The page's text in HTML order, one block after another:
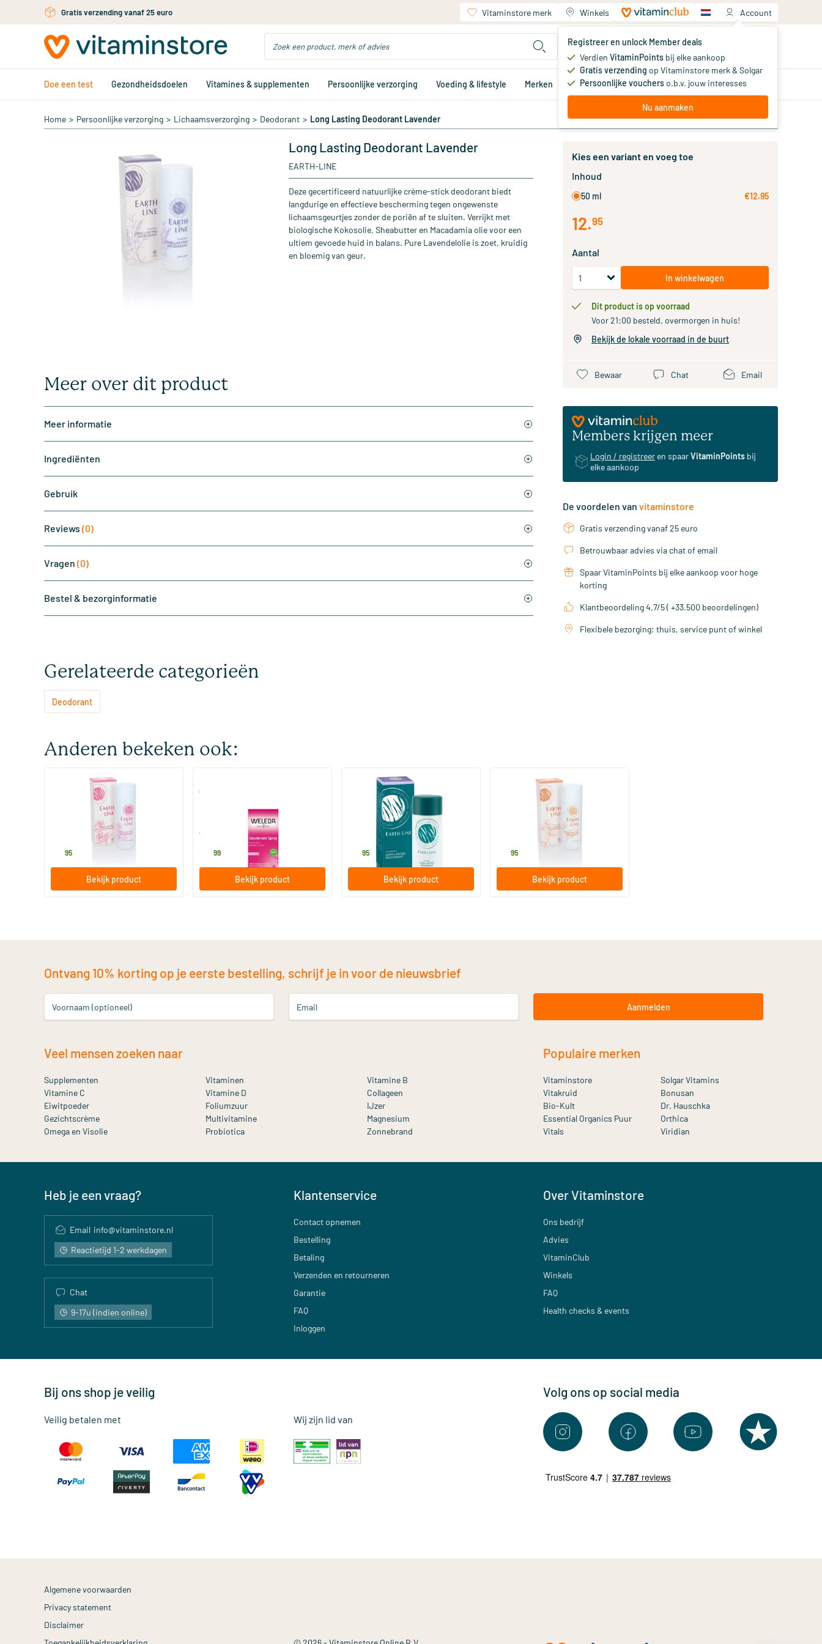
Ga naar de hoofdinhoudGratis verzending vanaf 25 euro Vitaminstore merk Winkels Account
Registreer en unlock Member deals
Verdien VitaminPoints bij elke aankoop
Gratis verzending op Vitaminstore merk & Solgar
Persoonlijke voucherso.b.v. jouw interesses
Nu aanmaken
Jouw winkelwagen
Je hebt nog geen producten
Doe een test Gezondheidsdoelen Vitamines & supplementen Persoonlijke verzorging Voeding & lifestyle Merken Aanbiedingen Memberdeals
Home > Persoonlijke verzorging > Lichaamsverzorging > Deodorant > Long Lasting Deodorant Lavender
Long Lasting Deodorant Lavender
EARTH-LINE
Deze gecertificeerd natuurlijke crème-stick deodorant biedt
langdurige en effectieve bescherming tegen ongewenste
lichaamsgeurtjes zonder de poriën af te sluiten. Verrijkt met
biologische Kokosolie, Sheabutter en Macadamia olie voor een
ultiem gevoede huid in balans. Pure Lavendelolie is zoet, kruidig
en bloemig van geur.
Meer over dit product
Meer informatie
Ingrediënten
Gebruik
Reviews (0)
Vragen (0)
Bestel & bezorginformatie
Kies een variant en voeg toe
Inhoud
50 ml €12.95
12.95
Aantal
In winkelwagen
Dit product is op voorraad
Voor 21:00 besteld, overmorgen in huis!
Bekijk de lokale voorraad in de buurt
Bewaar Chat Email
Members krijgen meer
Login / registreer en spaarVitaminPoints bij
elke aankoop
De voordelen van vitaminstore
Gratis verzending vanaf 25 euro
Betrouwbaar advies via chat of email
Spaar VitaminPoints bij elke aankoop voor hoge
korting
Klantbeoordeling 4,7/5 ( +33.500 beoordelingen)
Flexibele bezorging: thuis, service punt of winkel
Gerelateerde categorieën
Deodorant
Anderen bekeken ook:
Long Lasting Deodorant Rose
95
Bekijk product
Wilde Rozen Deodorant
Weleda natuurcosmetica
99
Bekijk product
Long Lasting Deodorant
50 ml
Earth-line
95
Bekijk product
Long Lasting Deodorant Cotton
95
Bekijk product
Ontvang 10% korting op je eerste bestelling, schrijf je in voor de nieuwsbrief
Voornaam (optioneel) Email Aanmelden
Veel mensen zoeken naar
Supplementen Vitaminen
Vitamine B
Vitamine C
Vitamine D
Collageen
Eiwitpoeder
Foliumzuur
IJzer
Gezichtscrème
Multivitamine
Magnesium
Omega en Visolie
Probiotica Zonnebrand
Populaire merken
Vitaminstore
Solgar Vitamins
Vitakruid
Bonusan
Bio-Kult
Dr. Hauschka
Essential Organics Puur
Orthica
Vitals
Viridian
Heb je een vraag?
Email info@vitaminstore.nl
Reactietijd 1-2 werkdagen
Chat
9-17u (indien online)
Klantenservice
Contact opnemen
Bestelling
Betaling
Verzenden en retourneren
Garantie
FAQ
Inloggen
Over Vitaminstore
Ons bedrijf
Advies
VitaminClub
Winkels
FAQ
Health checks & events
Bij ons shop je veilig
Veilig betalen met Wij zijn lid van
Volg ons op social media
Algemene voorwaarden
Privacy statement
Disclaimer